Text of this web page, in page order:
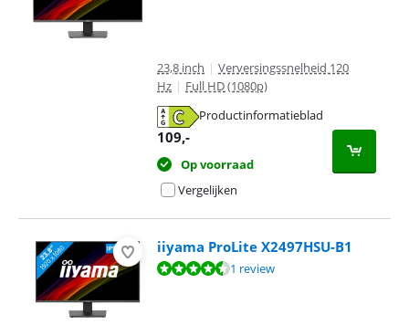
23,8 inch | Verversingssnelheid 120
Hz | Full HD (1080p)
Productinformatieblad
109,-
Op voorraad
Vergelijken
iiyama ProLite X2497HSU-B1
Beoordeling is 9,2 van de 10, gebaseerd op 1 review.
1 review